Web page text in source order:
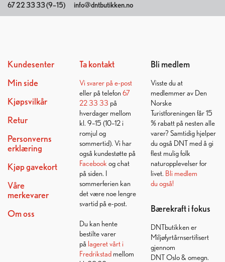
67 22 33 33 (9–15) info@dntbutikken.no
Kundesenter
Min side
Kjøpsvilkår
Retur
Personverns
erklæring
Kjøp gavekort
Våre
merkevarer
Om oss
Ta kontakt
Vi svarer på e-post
eller på telefon 67
22 33 33 på
hverdager mellom
kl. 9–15 (10–12 i
romjul og
sommertid). Vi har
også kundestøtte på
Facebook og chat
på siden. I
sommerferien kan
det være noe lengre
svartid på e-post.
Du kan hente
bestilte varer
på lageret vårt i
Fredrikstadmellom
Bli medlem
Visste du at
medlemmer av Den
Norske
Turistforeningen får 15
% rabatt på nesten alle
varer? Samtidig hjelper
du også DNT med å gi
flest mulig folk
naturopplevelser for
livet. Bli medlem
du også!
Bærekraft i fokus
DNTbutikken er
Miljøfyrtårnsertifisert
gjennom
DNT Oslo & omegn.